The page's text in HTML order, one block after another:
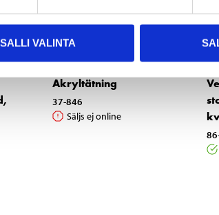
SALLI VALINTA
195
Akryltätning
37-846
Säljs ej online
6